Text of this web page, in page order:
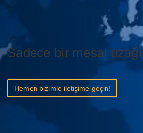
Sadece bir mesaj
Hemen bizimle iletişime geçin!